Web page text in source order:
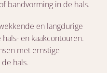
bandvorming in de hals.
en langdurige
en kaakcontouren.
met ernstige
hals.